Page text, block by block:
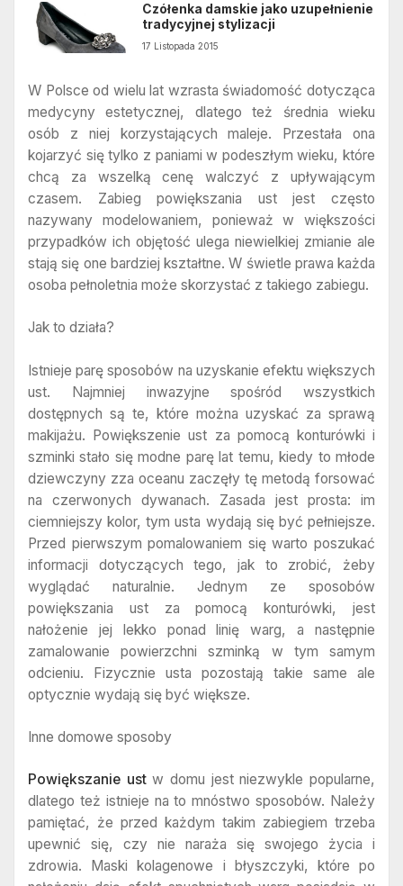
Czółenka damskie jako uzupełnienie
tradycyjnej stylizacji
17 Listopada 2015
W Polsce od wielu lat wzrasta świadomość dotycząca
medycyny estetycznej, dlatego też średnia wieku
osób z niej korzystających maleje. Przestała ona
kojarzyć się tylko z paniami w podeszłym wieku, które
chcą za wszelką cenę walczyć z upływającym
czasem. Zabieg powiększania ust jest często
nazywany modelowaniem, ponieważ w większości
przypadków ich objętość ulega niewielkiej zmianie ale
stają się one bardziej kształtne. W świetle prawa każda
osoba pełnoletnia może skorzystać z takiego zabiegu.
Jak to działa?
Istnieje parę sposobów na uzyskanie efektu większych
ust. Najmniej inwazyjne spośród wszystkich
dostępnych są te, które można uzyskać za sprawą
makijażu. Powiększenie ust za pomocą konturówki i
szminki stało się modne parę lat temu, kiedy to młode
dziewczyny zza oceanu zaczęły tę metodą forsować
na czerwonych dywanach. Zasada jest prosta: im
ciemniejszy kolor, tym usta wydają się być pełniejsze.
Przed pierwszym pomalowaniem się warto poszukać
informacji dotyczących tego, jak to zrobić, żeby
wyglądać naturalnie. Jednym ze sposobów
powiększania ust za pomocą konturówki, jest
nałożenie jej lekko ponad linię warg, a następnie
zamalowanie powierzchni szminką w tym samym
odcieniu. Fizycznie usta pozostają takie same ale
optycznie wydają się być większe.
Inne domowe sposoby
Powiększanie ustw domu jest niezwykle popularne,
dlatego też istnieje na to mnóstwo sposobów. Należy
pamiętać, że przed każdym takim zabiegiem trzeba
upewnić się, czy nie naraża się swojego życia i
zdrowia. Maski kolagenowe i błyszczyki, które po